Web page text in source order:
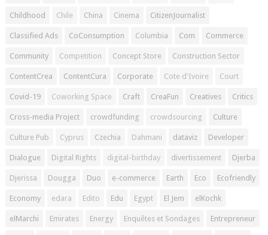
Childhood Chile China Cinema CitizenJournalist
Classified Ads CoConsumption Columbia Com Commerce
Community Competition Concept Store Construction Sector
ContentCrea ContentCura Corporate Cote d'Ivoire Court
Covid-19 Coworking Space Craft CreaFun Creatives Critics
Cross-media Project crowdfunding crowdsourcing Culture
Culture Pub Cyprus Czechia Dahmani dataviz Developer
Dialogue Digital Rights digital-birthday divertissement Djerba
Djerissa Dougga Duo e-commerce Earth Eco Ecofriendly
Economy edara Edito Edu Egypt El Jem elKochk
elMarchi Emirates Energy Enquêtes et Sondages Entrepreneur